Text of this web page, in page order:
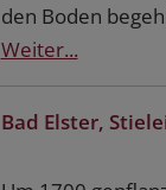
den Boden
Weiter...
Bad Elster,